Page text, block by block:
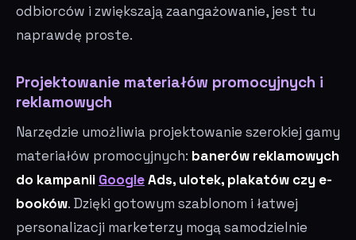
odbiorców i zwiększają zaangażowanie, jest tu
naprawdę proste.
Projektowanie materiałów promocyjnych i
reklamowych
Narzędzie umożliwia projektowanie szerokiej gamy
materiałów promocyjnych: banerów reklamowych
do kampanii GoogleAds, ulotek, plakatów czy e-
booków. Dzięki gotowym szablonom i łatwej
personalizacji marketerzy mogą samodzielnie